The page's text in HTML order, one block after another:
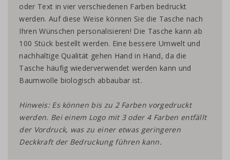
oder Text in vier verschiedenen Farben bedruckt
werden. Auf diese Weise können Sie die Tasche nach
Ihren Wünschen personalisieren! Die Tasche kann ab
100 Stück bestellt werden. Eine bessere Umwelt und
nachhaltige Qualität gehen Hand in Hand, da die
Tasche häufig wiederverwendet werden kann und
Baumwolle biologisch abbaubar ist.
Hinweis: Es können bis zu 2 Farben vorgedruckt
werden. Bei einem Logo mit 3 oder 4 Farben entfällt
der Vordruck, was zu einer etwas geringeren
Deckkraft der Bedruckung führen kann.